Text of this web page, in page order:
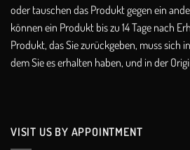
oder tauschen das Produkt gegen ein
können ein Produkt bis zu 14 Tage nach
Produkt, das Sie zurückgeben, muss sich
dem Sie es erhalten haben, und in der
VISIT US BY APPOINTMENT